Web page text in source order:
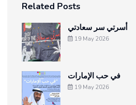
Related Posts
أسرتي سر سعادتي
19 May 2026
في حب الإمارات
19 May 2026